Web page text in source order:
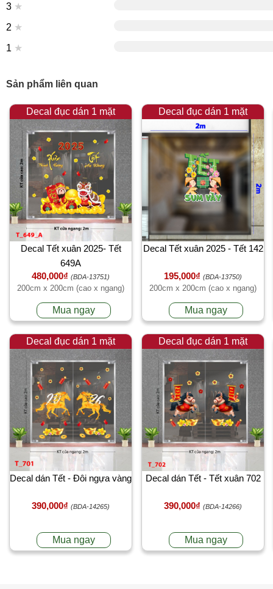
3 ★
2 ★
1 ★
Sản phẩm liên quan
Decal đục dán 1 mặt
Decal Tết xuân 2025- Tết
649A
480,000₫ (BDA-13751)
200cm x 200cm (cao x ngang)
Mua ngay
Decal đục dán 1 mặt
Decal Tết xuân 2025 - Tết 142
195,000₫ (BDA-13750)
200cm x 200cm (cao x ngang)
Mua ngay
Decal đục dán 1 mặt
Decal dán Tết - Đôi ngựa vàng
390,000₫ (BDA-14265)
Mua ngay
Decal đục dán 1 mặt
Decal dán Tết - Tết xuân 702
390,000₫ (BDA-14266)
Mua ngay